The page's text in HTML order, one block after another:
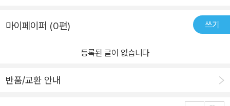
마이페이퍼 (0편) 쓰기
등록된 글이 없습니다
반품/교환 안내